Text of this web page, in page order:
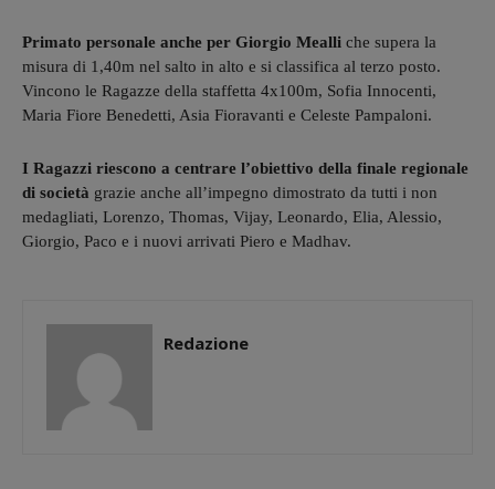
Primato personale anche per Giorgio Mealli che supera la
misura di 1,40m nel salto in alto e si classifica al terzo posto.
Vincono le Ragazze della staffetta 4x100m, Sofia Innocenti,
Maria Fiore Benedetti, Asia Fioravanti e Celeste Pampaloni.
I Ragazzi riescono a centrare l’obiettivo della finale regionale
di società grazie anche all’impegno dimostrato da tutti i non
medagliati, Lorenzo, Thomas, Vijay, Leonardo, Elia, Alessio,
Giorgio, Paco e i nuovi arrivati Piero e Madhav.
Redazione